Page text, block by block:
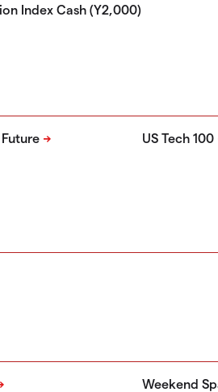
Index Cash (Y2,000)
US Tech 100
Weekend